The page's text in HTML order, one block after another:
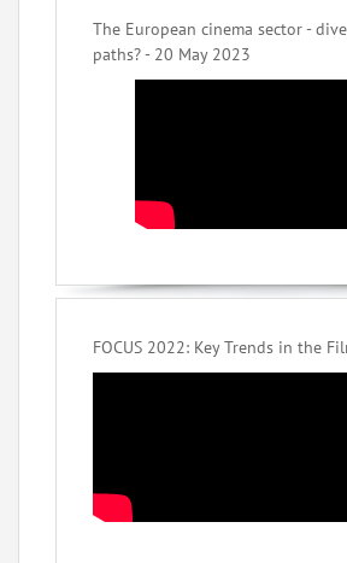
The European cinema sector -
paths? - 20 May 2023
FOCUS 2022: Key Trends in the